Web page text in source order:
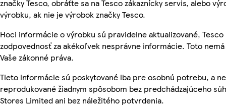
značky Tesco, obráťte sa na Tesco zákaznícky servis, alebo
výrobku, ak nie je výrobok značky Tesco.
Hoci informácie o výrobku sú pravidelne aktualizované, Tesco
zodpovednosť za akékoľvek nesprávne informácie. Toto
Vaše zákonné práva.
Tieto informácie sú poskytované iba pre osobnú potrebu, a
reprodukované žiadnym spôsobom bez predchádzajúceho
Stores Limited ani bez náležitého potvrdenia.